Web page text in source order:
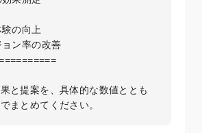
の向上
ン率の改善
と提案を、具体的な数値ととも
まとめてください。